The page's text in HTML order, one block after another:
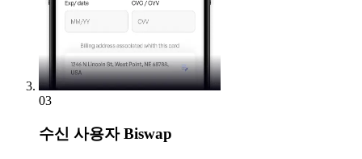
03
수신 사용자 Biswap